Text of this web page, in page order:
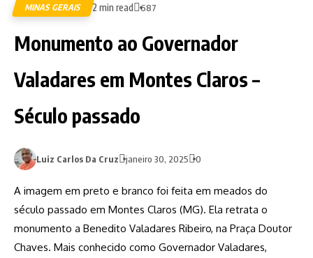
MINAS GERAIS 2 min read 687
Monumento ao Governador
Valadares em Montes Claros –
Século passado
Luiz Carlos Da Cruz janeiro 30, 2025 0
A imagem em preto e branco foi feita em meados do
século passado em Montes Claros (MG). Ela retrata o
monumento a Benedito Valadares Ribeiro, na Praça Doutor
Chaves. Mais conhecido como Governador Valadares,